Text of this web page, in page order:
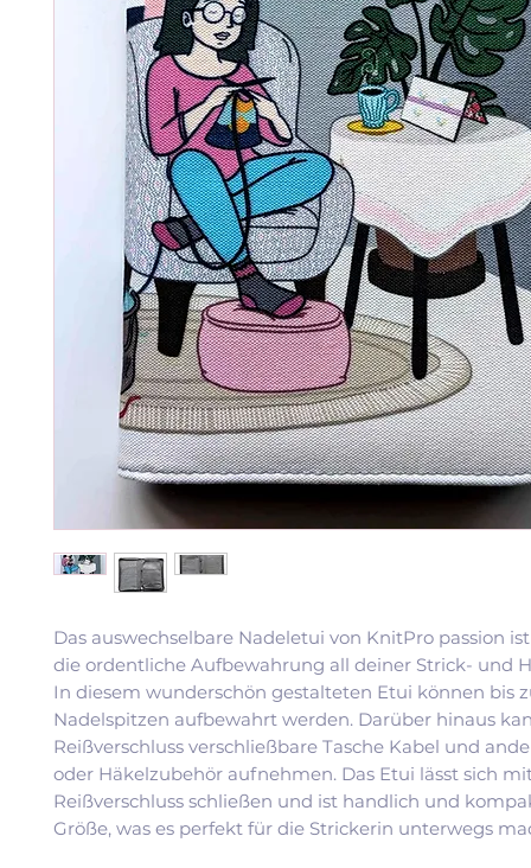
Das auswechselbare Nadeletui von KnitPro passion
die ordentliche Aufbewahrung all deiner Strick- und
In diesem wunderschön gestalteten Etui können bis
Nadelspitzen aufbewahrt werden. Darüber hinaus
Reißverschluss verschließbare Tasche Kabel und
oder Häkelzubehör aufnehmen. Das Etui lässt sich
Reißverschluss schließen und ist handlich und
Größe, was es perfekt für die Strickerin unterwegs